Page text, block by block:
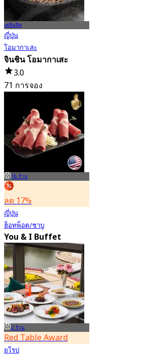
เพลินจิต
ญี่ปุ่น
โอมากาเสะ
จินชิน โอมากาเสะ
3.0
71 การจอง
16 ร้าน
ลด 17%
ญี่ปุ่น
ฮ็อทพ็อต/ชาบู
You & I Buffet
4.7
36K การจอง
จาก
฿ 498
2 ร้าน
Red Table Award
ยุโรป